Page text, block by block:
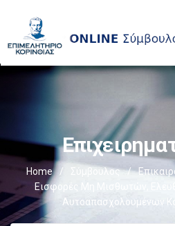
Home / Σύμβουλος /
Εισφορές Μη Μισθωτών,
Αυτοαπασχολουμένων